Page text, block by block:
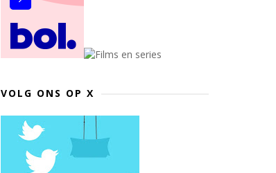
VOLG ONS OP X